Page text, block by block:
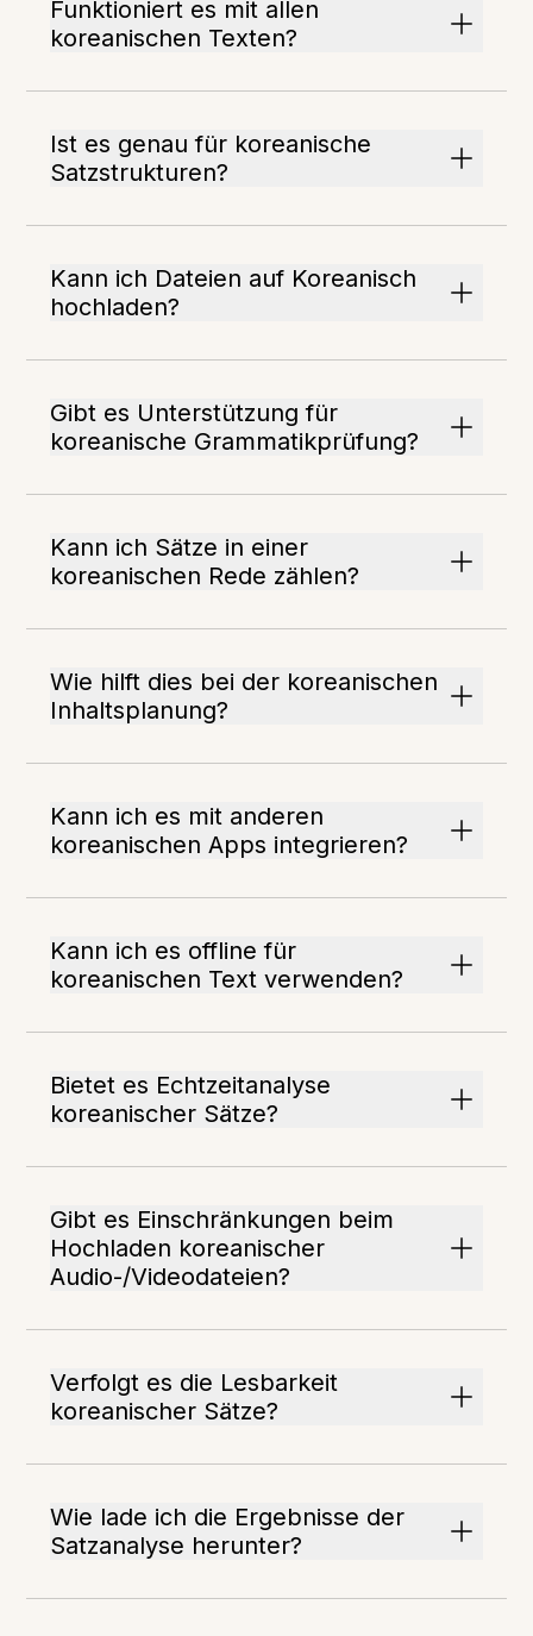
Funktioniert es mit allen
koreanischen Texten?
Ist es genau für koreanische
Satzstrukturen?
Kann ich Dateien auf Koreanisch
hochladen?
Gibt es Unterstützung für
koreanische Grammatikprüfung?
Kann ich Sätze in einer
koreanischen Rede zählen?
Wie hilft dies bei der koreanischen
Inhaltsplanung?
Kann ich es mit anderen
koreanischen Apps integrieren?
Kann ich es offline für
koreanischen Text verwenden?
Bietet es Echtzeitanalyse
koreanischer Sätze?
Gibt es Einschränkungen beim
Hochladen koreanischer
Audio-/Videodateien?
Verfolgt es die Lesbarkeit
koreanischer Sätze?
Wie lade ich die Ergebnisse der
Satzanalyse herunter?